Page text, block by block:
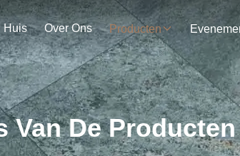
Huis Over Ons Producten
Van De Producten